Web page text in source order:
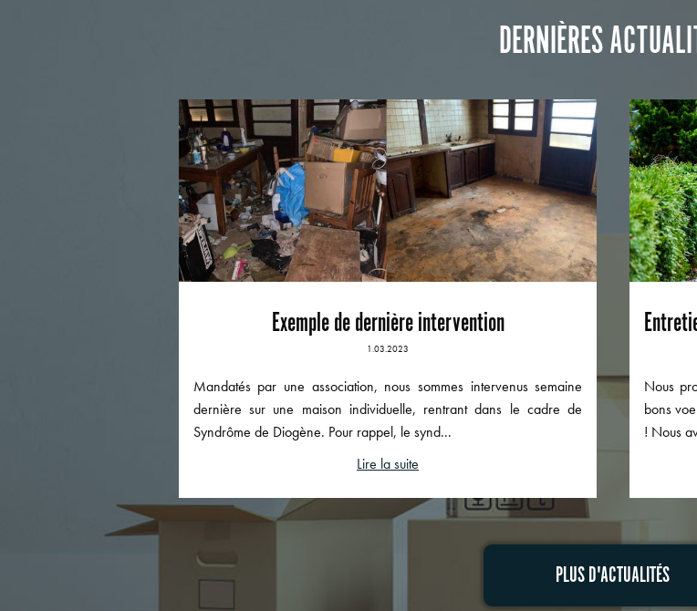
DERNIÈRES
Exemple de dernière intervention
1.03.2023
Mandatés par une association, nous sommes intervenus semaine
dernière sur une maison individuelle, rentrant dans le cadre de
Syndrôme de Diogène. Pour rappel, le synd...
Lire la suite
Nous
bons
! Nous
PLUS D'ACTUALITÉS